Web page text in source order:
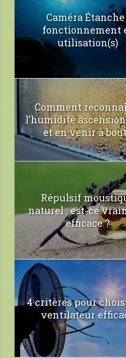
Caméra Étanche
fonctionnement
utilisation(s)
Comment
l’humidité
et en venir à
Répulsif
naturel : est-ce
efficace ?
4 critères pour
ventilateur